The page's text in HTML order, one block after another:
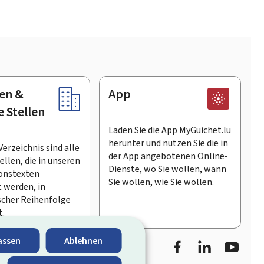
Ablehnen
&
Stellen
sind alle
die in unseren
in
Reihenfolge
App
Laden Sie die App MyGuichet.lu
herunter und nutzen Sie die in
der App angebotenen Online-
Dienste, wo Sie wollen, wann
Sie wollen, wie Sie wollen.
FacebookLinkedIn